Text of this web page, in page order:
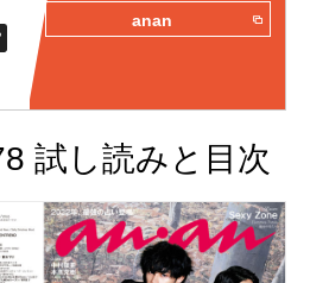
anan
試し読みと目次